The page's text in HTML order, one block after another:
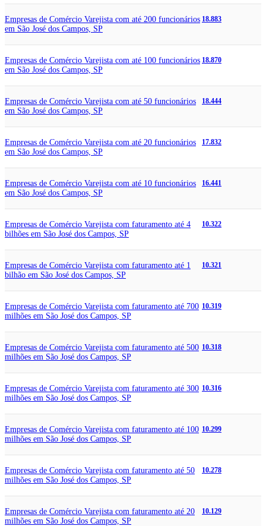
Empresas de Comércio Varejista com até 200 funcionários
em São José dos Campos, SP
18.883
Empresas de Comércio Varejista com até 100 funcionários
em São José dos Campos, SP
18.870
Empresas de Comércio Varejista com até 50 funcionários
em São José dos Campos, SP
18.444
Empresas de Comércio Varejista com até 20 funcionários
em São José dos Campos, SP
17.832
Empresas de Comércio Varejista com até 10 funcionários
em São José dos Campos, SP
16.441
Empresas de Comércio Varejista com faturamento até 4
bilhões em São José dos Campos, SP
10.322
Empresas de Comércio Varejista com faturamento até 1
bilhão em São José dos Campos, SP
10.321
Empresas de Comércio Varejista com faturamento até 700
milhões em São José dos Campos, SP
10.319
Empresas de Comércio Varejista com faturamento até 500
milhões em São José dos Campos, SP
10.318
Empresas de Comércio Varejista com faturamento até 300
milhões em São José dos Campos, SP
10.316
Empresas de Comércio Varejista com faturamento até 100
milhões em São José dos Campos, SP
10.299
Empresas de Comércio Varejista com faturamento até 50
milhões em São José dos Campos, SP
10.278
Empresas de Comércio Varejista com faturamento até 20
milhões em São José dos Campos, SP
10.129